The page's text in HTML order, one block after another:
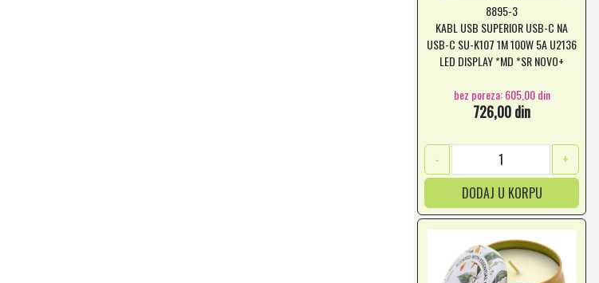
8895-3
KABL USB SUPERIOR USB-C NA
USB-C SU-K107 1M 100W 5A U2136
LED DISPLAY *MD *SR NOVO+
bez poreza: 605,00 din
726,00 din
-
+
DODAJ U KORPU